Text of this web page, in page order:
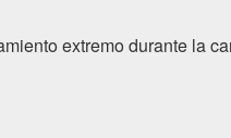
extremo durante la